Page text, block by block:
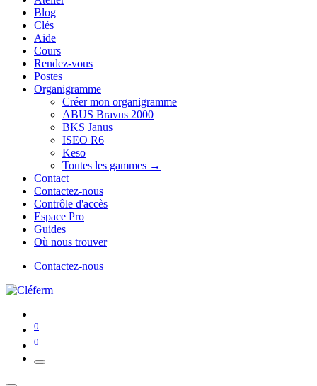
Blog
Clés
Aide
Cours
Rendez-vous
Postes
Organigramme
Créer mon organigramme
ABUS Bravus 2000
BKS Janus
ISEO R6
Keso
Toutes les gammes →
Contact
Contactez-nous
Contrôle d'accès
Espace Pro
Guides
Où nous trouver
Contactez-nous
0
0